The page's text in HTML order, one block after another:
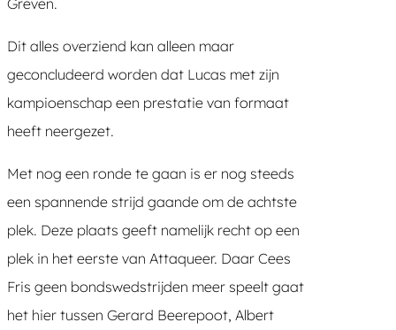
Dit alles overziend kan alleen maar
geconcludeerd worden dat Lucas met zijn
kampioenschap een prestatie van formaat
heeft neergezet.
Met nog een ronde te gaan is er nog steeds
een spannende strijd gaande om de achtste
plek. Deze plaats geeft namelijk recht op een
plek in het eerste van Attaqueer. Daar Cees
Fris geen bondswedstrijden meer speelt gaat
het hier tussen Gerard Beerepoot, Albert